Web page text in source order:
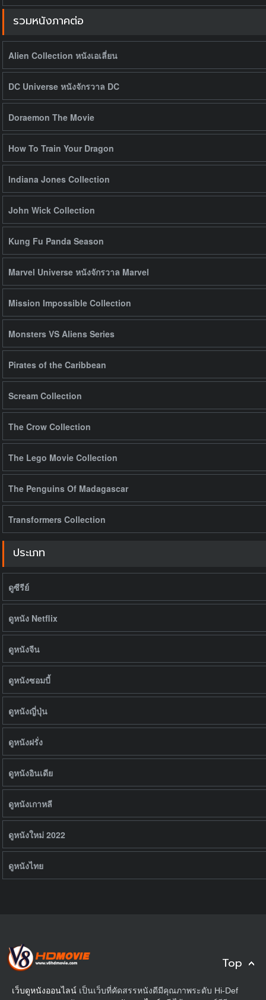
ประเภท
ดูซีรีย์
ดูหนัง Netflix
ดูหนังจีน
ดูหนังซอมบี้
ดูหนังญี่ปุ่น
ดูหนังฝรั่ง
ดูหนังอินเดีย
ดูหนังเกาหลี
ดูหนังใหม่ 2022
ดูหนังไทย
รวมหนังภาคต่อ
Alien Collection หนังเอเลี่ยน
DC Universe หนังจักรวาล DC
Doraemon The Movie
How To Train Your Dragon
Indiana Jones Collection
John Wick Collection
Kung Fu Panda Season
Marvel Universe หนังจักรวาล Marvel
Mission Impossible Collection
Monsters VS Aliens Series
Pirates of the Caribbean
Scream Collection
The Crow Collection
The Lego Movie Collection
The Penguins Of Madagascar
Transformers Collection
Top
เว็บดูหนังออนไลน์ เป็นเว็บที่คัดสรรหนังดีมีคุณภาพระดับ Hi-Def